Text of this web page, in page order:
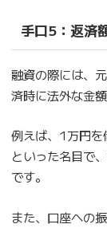
手口5： 返済
融資の際には、
済時に法外な金
例えば、1万円を
といった名目で
です。
また、口座への